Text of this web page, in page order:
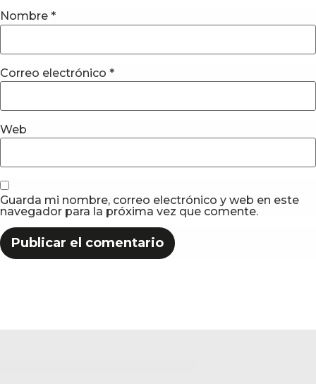
Nombre *
Correo electrónico *
Web
Guarda mi nombre, correo electrónico y web en este
navegador para la próxima vez que comente.